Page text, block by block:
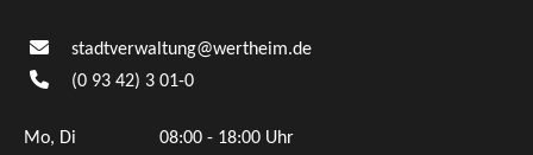
stadtverwaltung@wertheim.de
(0 93 42) 3 01-0
Mo, Di
08:00 - 18:00 Uhr